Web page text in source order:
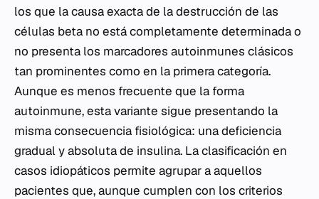
los que la causa exacta de la destrucción de las
células beta no está completamente determinada o
no presenta los marcadores autoinmunes clásicos
tan prominentes como en la primera categoría.
Aunque es menos frecuente que la forma
autoinmune, esta variante sigue presentando la
misma consecuencia fisiológica: una deficiencia
gradual y absoluta de insulina. La clasificación en
casos idiopáticos permite agrupar a aquellos
pacientes que, aunque cumplen con los criterios